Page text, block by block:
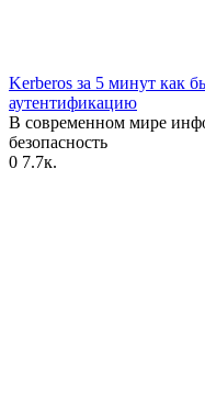
Kerberos за 5 минут как
аутентификацию
В современном мире
безопасность
0 7.7к.